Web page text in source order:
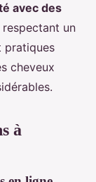
avec des
un
pratiques
cheveux
à